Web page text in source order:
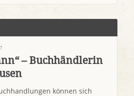
– Buchhändlerin
können sich